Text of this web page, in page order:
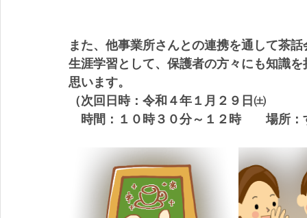
また、他事業所さんとの連携を通して茶
生涯学習として、保護者の方々にも知識
思います。
（次回日時：令和４年１月２９日㈯
時間：１０時３０分～１２時　　場所